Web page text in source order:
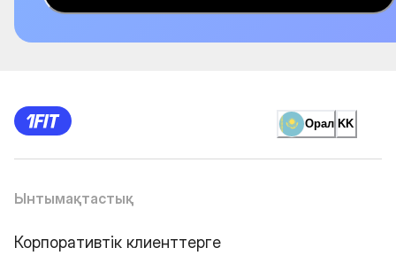
Орал KK
Ынтымақтастық
Корпоративтік клиенттерге